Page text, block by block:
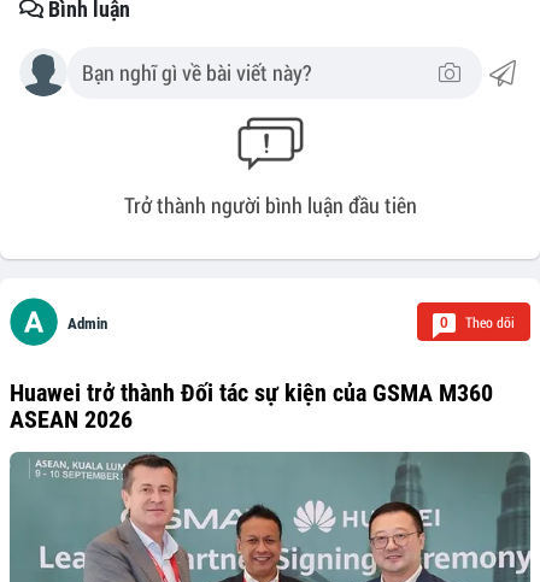
Bình luận
Trở thành người bình luận đầu tiên
Admin 0 Theo dõi
Huawei trở thành Đối tác sự kiện của GSMA M360
ASEAN 2026